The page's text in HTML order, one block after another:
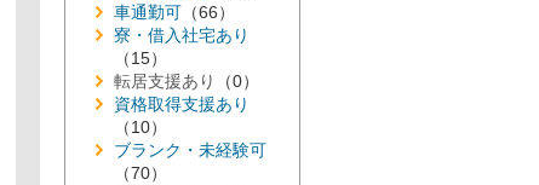
車通勤可 （66）
寮・借入社宅あり
（15）
転居支援あり
（0）
資格取得支援あり
（10）
ブランク・未経験可
（70）